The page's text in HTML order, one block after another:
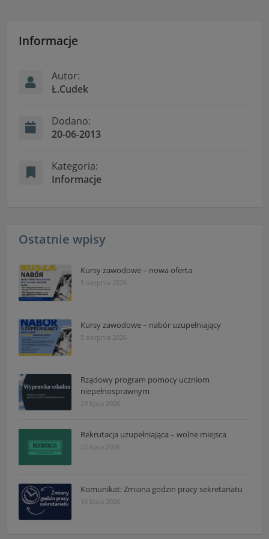
Informacje
Autor:
Ł.Cudek
Dodano:
20-06-2013
Kategoria:
Informacje
Ostatnie wpisy
Kursy zawodowe – nowa oferta
5 sierpnia 2026
Kursy zawodowe – nabór uzupełniający
5 sierpnia 2026
Rządowy program pomocy uczniom
niepełnosprawnym
29 lipca 2026
Rekrutacja uzupełniająca – wolne miejsca
22 lipca 2026
Komunikat: Zmiana godzin pracy sekretariatu
16 lipca 2026
czas w sekcji